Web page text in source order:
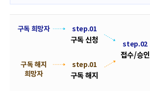
폼
HRST
Platform
뉴
터
구독 희망자 step.01
구독 신청 step.02
접수/승인
구독 해지
희망자
step.01
구독 해지